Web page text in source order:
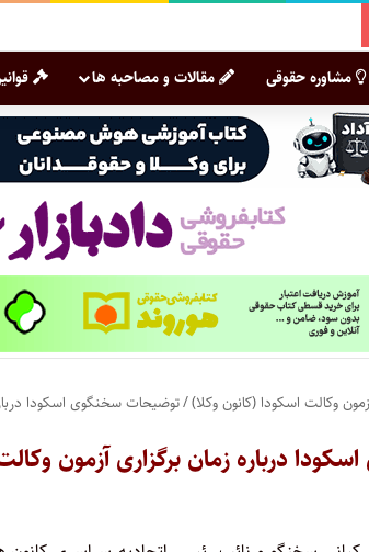
مشاوره حقوقی مقالات و مصاحبه ها
وکالت اسکودا (کانون وکلا)/توضیحات سخنگوی اسکودا درباره
درباره زمان برگزاری آزمون وکالت